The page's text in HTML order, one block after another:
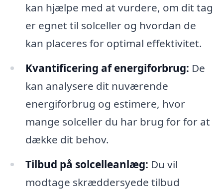
kan hjælpe med at vurdere, om dit tag
er egnet til solceller og hvordan de
kan placeres for optimal effektivitet.
Kvantificering af energiforbrug: De
kan analysere dit nuværende
energiforbrug og estimere, hvor
mange solceller du har brug for for at
dække dit behov.
Tilbud på solcelleanlæg: Du vil
modtage skræddersyede tilbud